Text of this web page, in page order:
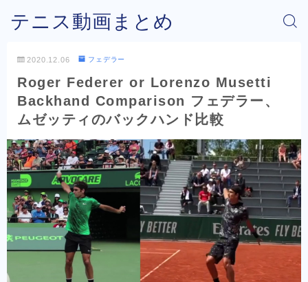
テニス動画まとめ
2020.12.06 フェデラー
Roger Federer or Lorenzo Musetti
Backhand Comparison フェデラー、
ムゼッティのバックハンド比較